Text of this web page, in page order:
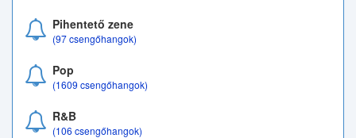
Pihentető zene
(97 csengőhangok)
Pop
(1609 csengőhangok)
R&B
(106 csengőhangok)